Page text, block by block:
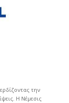
την
Η Νέμεσις